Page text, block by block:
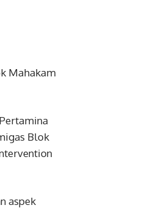
Mahakam
Blok
aspek